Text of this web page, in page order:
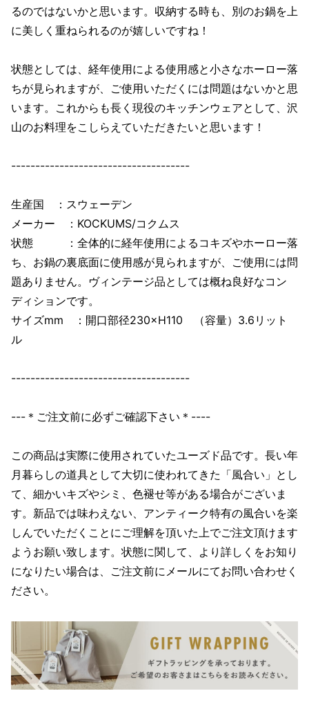
るのではないかと思います。収納する時も、別のお鍋を上
に美しく重ねられるのが嬉しいですね！
状態としては、経年使用による使用感と小さなホーロー落
ちが見られますが、ご使用いただくには問題はないかと思
います。これからも長く現役のキッチンウェアとして、沢
山のお料理をこしらえていただきたいと思います！
-------------------------------------
生産国 ：スウェーデン
メーカー ：KOCKUMS/コクムス
状態 ：全体的に経年使用によるコキズやホーロー落
ち、お鍋の裏底面に使用感が見られますが、ご使用には問
題ありません。ヴィンテージ品としては概ね良好なコン
ディションです。
サイズmm ：開口部径230×H110 （容量）3.6リット
ル
-------------------------------------
---＊ご注文前に必ずご確認下さい＊----
この商品は実際に使用されていたユーズド品です。長い年
月暮らしの道具として大切に使われてきた「風合い」とし
て、細かいキズやシミ、色褪せ等がある場合がございま
す。新品では味わえない、アンティーク特有の風合いを楽
しんでいただくことにご理解を頂いた上でご注文頂けます
ようお願い致します。状態に関して、より詳しくをお知り
になりたい場合は、ご注文前にメールにてお問い合わせく
ださい。